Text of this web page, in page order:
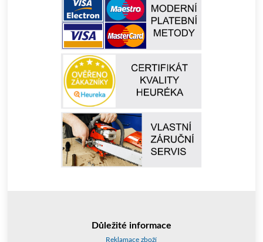
Důležité informace
Reklamace zboží